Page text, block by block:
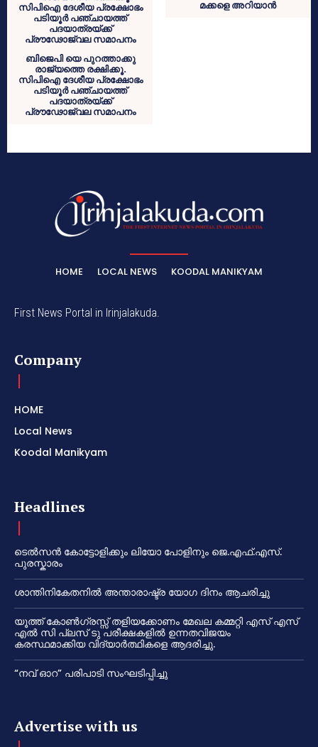
ബിജെപി യെ പുറത്താക്കു
രാജ്യത്തെ രക്ഷിക്കൂ.
സിപിഐ ദേശീയ പ്രക്ഷോഭം
പടിയൂര്‍ പഞ്ചായത്ത്
പദയാത്രയ്ക്ക്
പ്രൗഢോജ്വല സമാപനം
മക്കളെ അറിയാന്‍
HOME LOCAL NEWS KOODAL MANIKYAM
First News Portal in Irinjalakuda.
Company
HOME
Local News
Koodal Manikyam
Headlines
ടെൽസൻ കോട്ടോളിക്കും ലിയോ പോളിനും ജെ.എഫ്.എസ്.
പുരസ്കാരം
ശാന്തിനികേതനിൽ അന്താരാഷ്ട്ര യോഗ ദിനം ആചരിച്ചു
യൂത്ത് കോൺഗ്രസ്സ് തളിയക്കോണം മേഖല കമ്മറ്റി എസ് എസ്
എൽ സി പ്ലസ് ടു പരീക്ഷകളിൽ ഉന്നതവിജയം
കരസ്ഥമാക്കിയ വിദ്യാർത്ഥികളെ ആദരിച്ചു.
“നവ് ഓറ” പരിപാടി സംഘടിപ്പിച്ചു
Advertise with us